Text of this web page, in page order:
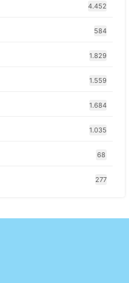
4.452
584
1.829
1.559
1.684
1.035
68
277